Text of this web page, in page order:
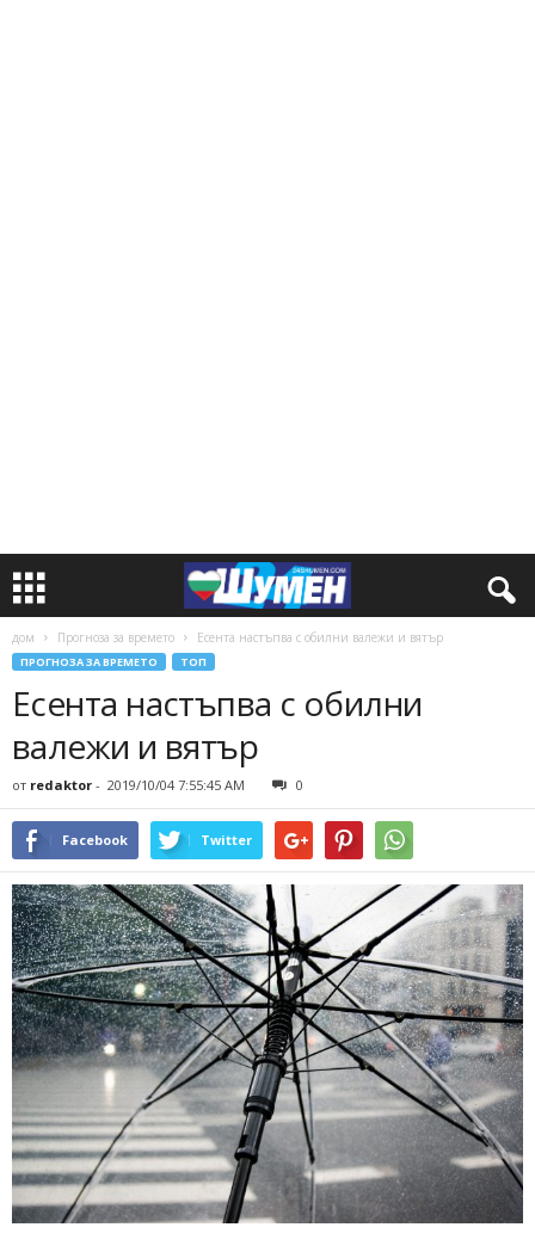
дом Прогноза за времето Есента настъпва с обилни валежи и вятър
ПРОГНОЗА ЗА ВРЕМЕТО ТОП
Есента настъпва с обилни
валежи и вятър
от redaktor - 2019/10/04 7:55:45 AM 0
Facebook Twitter